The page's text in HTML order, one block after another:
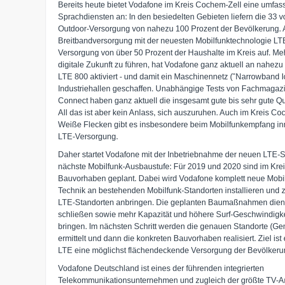
Bereits heute bietet Vodafone im Kreis Cochem-Zell eine
Sprachdiensten an: In den besiedelten Gebieten liefern die 33
Outdoor-Versorgung von nahezu 100 Prozent der Bevölkerung.
Breitbandversorgung mit der neuesten Mobilfunktechnologie
Versorgung von über 50 Prozent der Haushalte im Kreis auf.
digitale Zukunft zu führen, hat Vodafone ganz aktuell an
LTE 800 aktiviert - und damit ein Maschinennetz ("Narrowband
Industriehallen geschaffen. Unabhängige Tests von
Connect haben ganz aktuell die insgesamt gute bis sehr gute
All das ist aber kein Anlass, sich auszuruhen. Auch im Kreis
Weiße Flecken gibt es insbesondere beim Mobilfunkempfang
LTE-Versorgung.
Daher startet Vodafone mit der Inbetriebnahme der neuen
nächste Mobilfunk-Ausbaustufe: Für 2019 und 2020 sind im
Bauvorhaben geplant. Dabei wird Vodafone komplett neue
Technik an bestehenden Mobilfunk-Standorten installieren und
LTE-Standorten anbringen. Die geplanten Baumaßnahmen
schließen sowie mehr Kapazität und höhere Surf-
bringen. Im nächsten Schritt werden die genauen Standorte
ermittelt und dann die konkreten Bauvorhaben realisiert. Ziel
LTE eine möglichst flächendeckende Versorgung der
Vodafone Deutschland ist eines der führenden integrierten
Telekommunikationsunternehmen und zugleich der größte TV-